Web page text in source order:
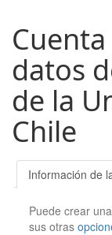
datos
de la
Chile
Información de
Puede crear
sus otras